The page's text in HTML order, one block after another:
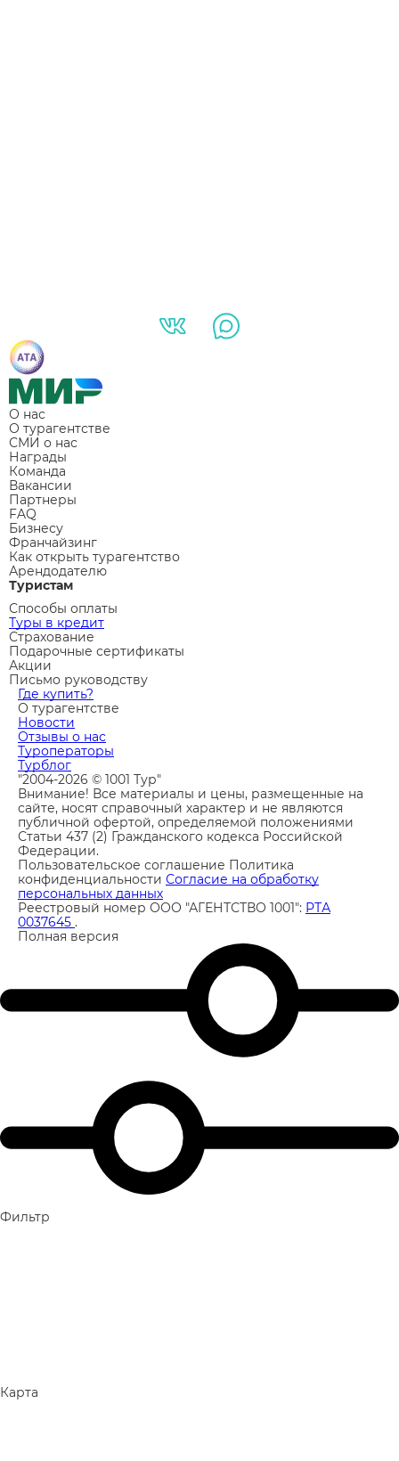
О нас
О турагентстве
СМИ о нас
Награды
Команда
Вакансии
Партнеры
FAQ
Бизнесу
Франчайзинг
Как открыть турагентство
Арендодателю
Туристам
Способы оплаты
Туры в кредит
Страхование
Подарочные сертификаты
Акции
Письмо руководству
Где купить?
О турагентстве
Новости
Отзывы о нас
Туроператоры
Турблог
"2004-2026 © 1001 Тур"
Внимание! Все материалы и цены, размещенные на
сайте, носят справочный характер и не являются
публичной офертой, определяемой положениями
Статьи 437 (2) Гражданского кодекса Российской
Федерации.
Пользовательское соглашение Политика
конфиденциальности Согласие на обработку
персональных данных
Реестровый номер ООО "АГЕНТСТВО 1001": РТА
0037645 .
Полная версия
Фильтр
Карта